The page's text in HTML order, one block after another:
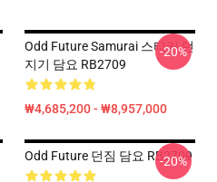
Odd Future Samurai 스티커 던
지기 담요 RB2709
₩4,685,200 - ₩8,957,000
-20%
Odd Future 던짐 담요 RB2709
-20%